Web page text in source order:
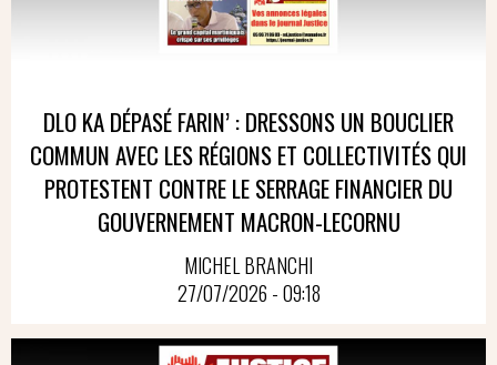
DLO KA DÉPASÉ FARIN’ : DRESSONS UN BOUCLIER
COMMUN AVEC LES RÉGIONS ET COLLECTIVITÉS QUI
PROTESTENT CONTRE LE SERRAGE FINANCIER DU
GOUVERNEMENT MACRON-LECORNU
MICHEL BRANCHI
27/07/2026 - 09:18